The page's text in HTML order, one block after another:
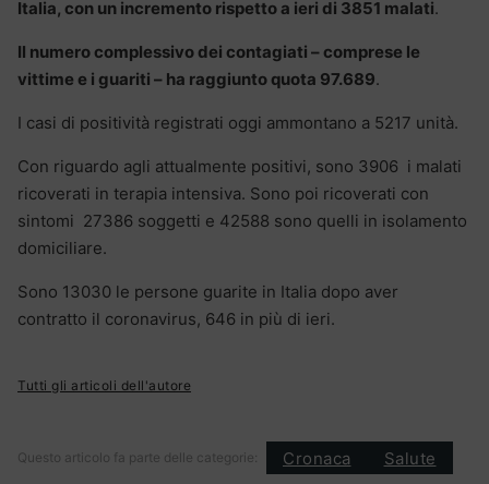
Italia, con un incremento rispetto a ieri di 3851 malati.
Il numero complessivo dei contagiati – comprese le
vittime e i guariti – ha raggiunto quota 97.689.
I casi di positività registrati oggi ammontano a 5217 unità.
Con riguardo agli attualmente positivi, sono 3906 i malati
ricoverati in terapia intensiva. Sono poi ricoverati con
sintomi 27386 soggetti e 42588 sono quelli in isolamento
domiciliare.
Sono 13030 le persone guarite in Italia dopo aver
contratto il coronavirus, 646 in più di ieri.
Tutti gli articoli dell'autore
Questo articolo fa parte delle categorie: Cronaca Salute